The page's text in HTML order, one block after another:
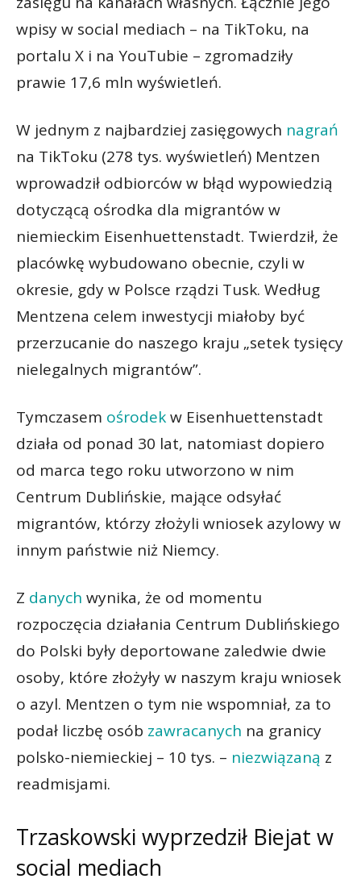
wpisy w social mediach – na TikToku, na
portalu X i na YouTubie – zgromadziły
prawie 17,6 mln wyświetleń.
W jednym z najbardziej zasięgowych nagrań
na TikToku (278 tys. wyświetleń) Mentzen
wprowadził odbiorców w błąd wypowiedzią
dotyczącą ośrodka dla migrantów w
niemieckim Eisenhuettenstadt. Twierdził, że
placówkę wybudowano obecnie, czyli w
okresie, gdy w Polsce rządzi Tusk. Według
Mentzena celem inwestycji miałoby być
przerzucanie do naszego kraju „setek tysięcy
nielegalnych migrantów”.
Tymczasem ośrodekw Eisenhuettenstadt
działa od ponad 30 lat, natomiast dopiero
od marca tego roku utworzono w nim
Centrum Dublińskie, mające odsyłać
migrantów, którzy złożyli wniosek azylowy w
innym państwie niż Niemcy.
Z danych wynika, że od momentu
rozpoczęcia działania Centrum Dublińskiego
do Polski były deportowane zaledwie dwie
osoby, które złożyły w naszym kraju wniosek
o azyl. Mentzen o tym nie wspomniał, za to
podał liczbę osób zawracanych na granicy
polsko-niemieckiej – 10 tys. – niezwiązaną z
readmisjami.
Trzaskowski wyprzedził Biejat w
social mediach